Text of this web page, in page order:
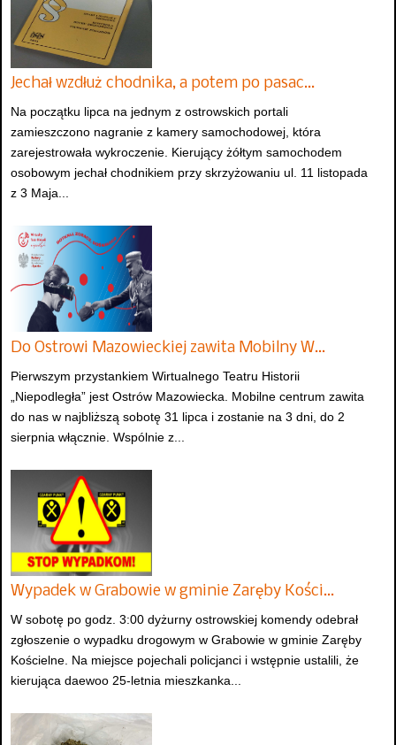
Jechał wzdłuż chodnika, a potem po pasac…
Na początku lipca na jednym z ostrowskich portali
zamieszczono nagranie z kamery samochodowej, która
zarejestrowała wykroczenie. Kierujący żółtym samochodem
osobowym jechał chodnikiem przy skrzyżowaniu ul. 11 listopada
z 3 Maja...
Do Ostrowi Mazowieckiej zawita Mobilny W…
Pierwszym przystankiem Wirtualnego Teatru Historii
„Niepodległa” jest Ostrów Mazowiecka. Mobilne centrum zawita
do nas w najbliższą sobotę 31 lipca i zostanie na 3 dni, do 2
sierpnia włącznie. Wspólnie z...
Wypadek w Grabowie w gminie Zaręby Kości…
W sobotę po godz. 3:00 dyżurny ostrowskiej komendy odebrał
zgłoszenie o wypadku drogowym w Grabowie w gminie Zaręby
Kościelne. Na miejsce pojechali policjanci i wstępnie ustalili, że
kierująca daewoo 25-letnia mieszkanka...